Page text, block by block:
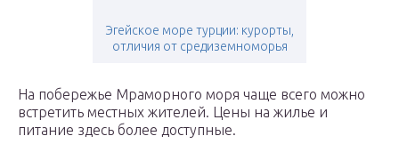
Эгейское море турции: курорты,
отличия от средиземноморья
На побережье Мраморного моря чаще всего можно
встретить местных жителей. Цены на жилье и
питание здесь более доступные.